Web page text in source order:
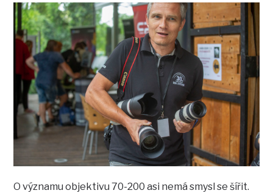
O významu objektivu 70-200 asi nemá smysl se šířit.